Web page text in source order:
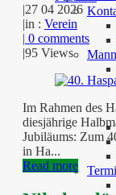
|27 04 2026
|in : Verein
| 0 comments
|95 Views
Im Rahmen des
diesjährige
Jubiläums: Zum
in Ha...
Read more